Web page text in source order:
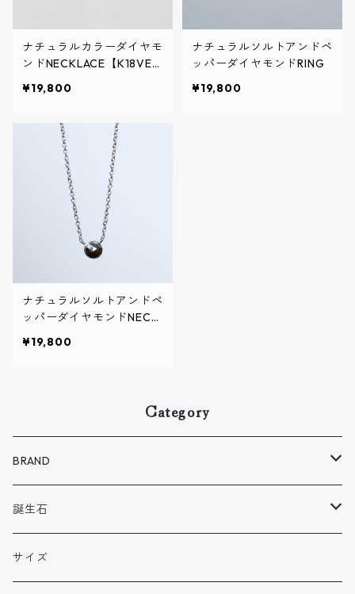
ナチュラルカラーダイヤモ
ンドNECKLACE【K18VER
¥19,800
ナチュラルソルトアンドペ
ッパーダイヤモンドRING
¥19,800
ナチュラルソルトアンドペ
ッパーダイヤモンドNECK
¥19,800
Category
BRAND
Melodia
BENE
誕生石
1 月
サイズ